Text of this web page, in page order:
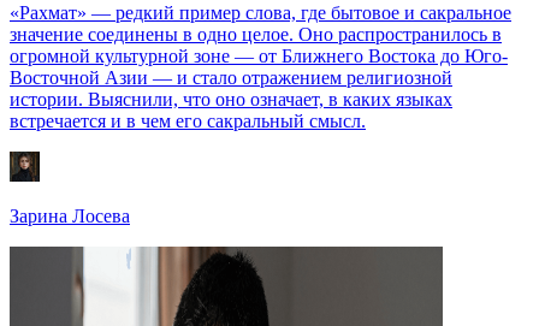
«Рахмат» — редкий пример слова, где бытовое и сакральное
значение соединены в одно целое. Оно распространилось в
огромной культурной зоне — от Ближнего Востока до Юго-
Восточной Азии — и стало отражением религиозной
истории. Выяснили, что оно означает, в каких языках
встречается и в чем его сакральный смысл.
Зарина Лосева